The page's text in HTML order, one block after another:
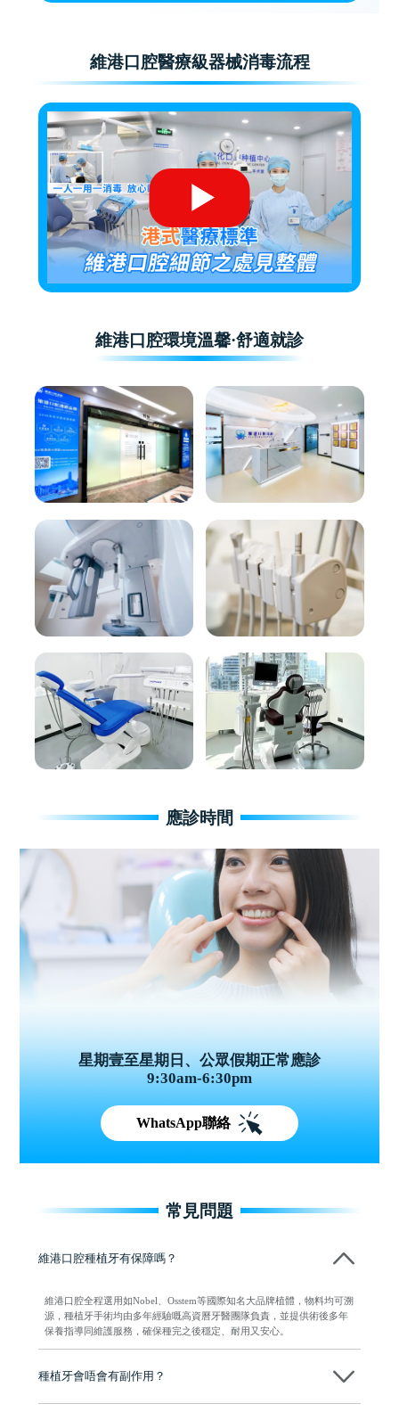
維港口腔醫療級器械消毒流程
維港口腔環境溫馨·舒適就診
應診時間
星期壹至星期日、公眾假期正常應診
9:30am-6:30pm
WhatsApp聯絡
常見問題
維港口腔種植牙有保障嗎？
維港口腔全程選用如Nobel、Osstem等國際知名大品牌植體，物料均可溯
源，種植牙手術均由多年經驗嘅高資曆牙醫團隊負責，並提供術後多年
保養指導同維護服務，確保種完之後穩定、耐用又安心。
種植牙會唔會有副作用？